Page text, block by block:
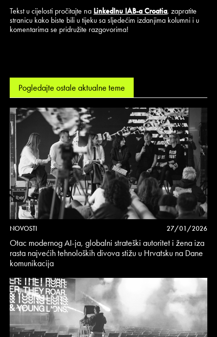
Tekst u cijelosti pročitajte na LinkedInu IAB-a Croatia, zapratite
stranicu kako biste bili u tijeku sa sljedećim izdanjima kolumni i u
komentarima se pridružite razgovorima!
Pogledajte ostale aktualne teme
NOVOSTI 27/01/2026
Otac modernog AI-ja, globalni strateški autoritet i žena iza
rasta najvećih tehnoloških divova stižu u Hrvatsku na Dane
komunikacija